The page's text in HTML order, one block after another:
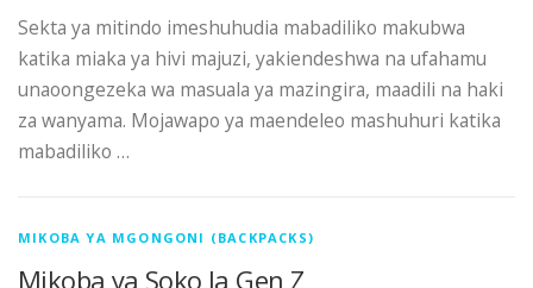
Sekta ya mitindo imeshuhudia mabadiliko makubwa
katika miaka ya hivi majuzi, yakiendeshwa na ufahamu
unaoongezeka wa masuala ya mazingira, maadili na haki
za wanyama. Mojawapo ya maendeleo mashuhuri katika
mabadiliko …
MIKOBA YA MGONGONI (BACKPACKS)
Mikoba ya Soko la Gen Z